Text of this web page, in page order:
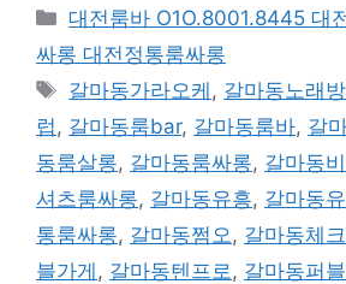
카
테
리
대전룸바 O1O.8001.8445 대
싸롱 대전정통룸싸롱
태
그
갈마동가라오케 , 갈마동노래방
럽, 갈마동룸bar, 갈마동룸바, 갈
동룸살롱, 갈마동룸싸롱, 갈마동
셔츠룸싸롱, 갈마동유흥, 갈마동
통룸싸롱, 갈마동쩜오, 갈마동체
블가게 , 갈마동텐프로, 갈마동퍼